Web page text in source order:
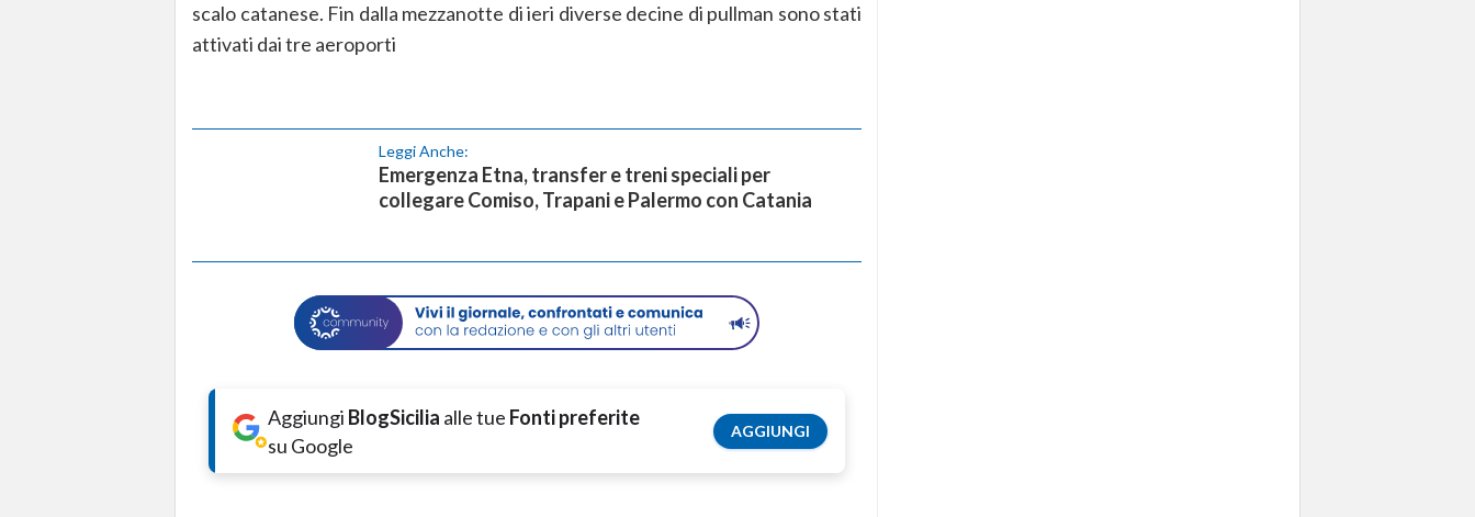
scalo catanese. Fin dalla mezzanotte di ieri diverse decine di pullman sono stati
attivati dai tre aeroporti
Leggi Anche:
Emergenza Etna, transfer e treni speciali per
collegare Comiso, Trapani e Palermo con Catania
Aggiungi BlogSicilia alle tue Fonti preferite
su Google
AGGIUNGI